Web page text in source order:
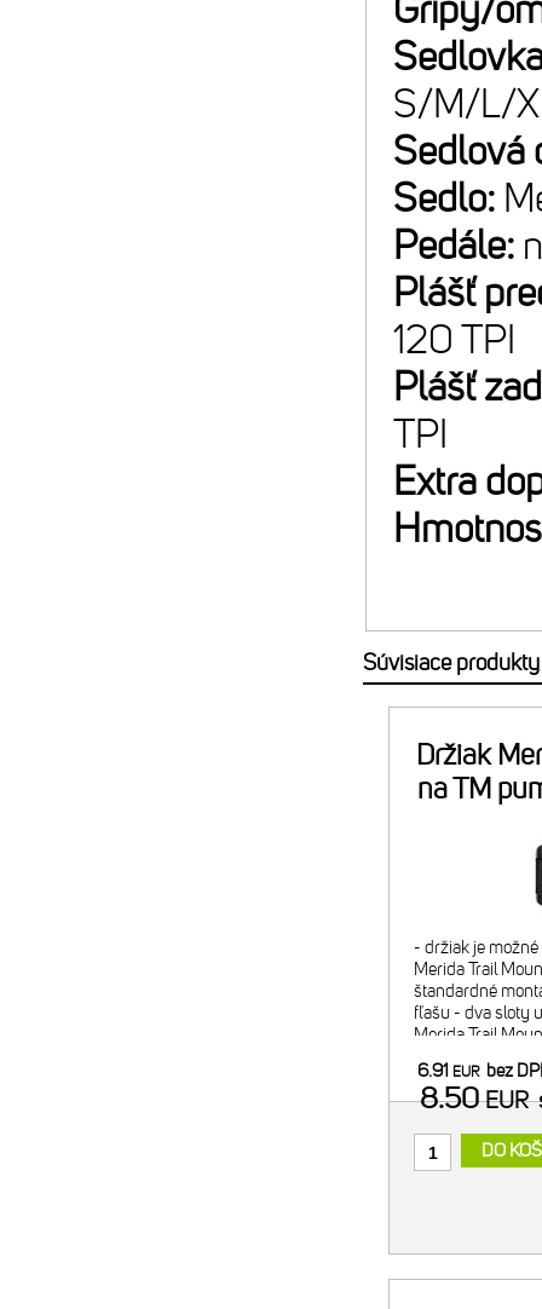
Gripy/
S/M/L/
Sedlová
Sedlo:
Pedále:
Plášť
120 TPI
Plášť
TPI
Extra
Súvisiace produkty
Držiak
na TM
- držiak je
Merida Trail
štandardné
fľašu - dva sloty
Merida Trail
minipumpy) -
6.91 EUR bez
8.50EUR
DO